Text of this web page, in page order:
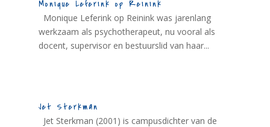
Monique Leferink op Reinink
Monique Leferink op Reinink was jarenlang
werkzaam als psychotherapeut, nu vooral als
docent, supervisor en bestuurslid van haar...
Jet Sterkman
Jet Sterkman (2001) is campusdichter van de